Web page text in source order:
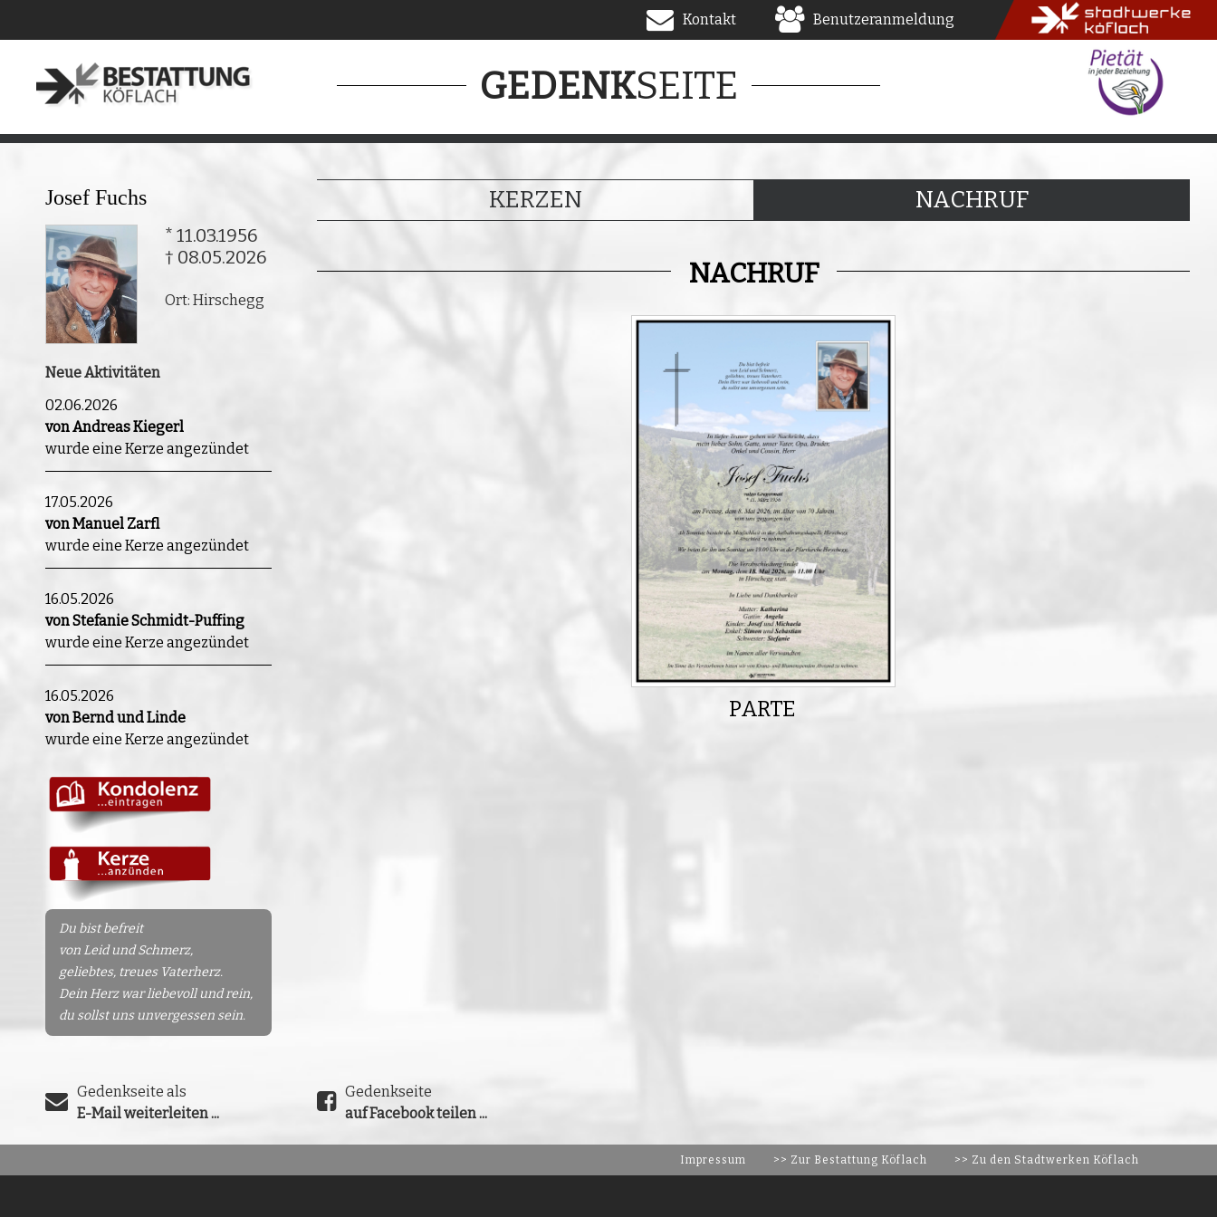
Kontakt Benutzeranmeldung
GEDENKSEITE
Josef Fuchs
* 11.03.1956
† 08.05.2026
Ort: Hirschegg
Neue Aktivitäten
02.06.2026
von Andreas Kiegerl
wurde eine Kerze angezündet
17.05.2026
von Manuel Zarfl
wurde eine Kerze angezündet
16.05.2026
von Stefanie Schmidt-Puffing
wurde eine Kerze angezündet
16.05.2026
von Bernd und Linde
wurde eine Kerze angezündet
Du bist befreit
von Leid und Schmerz,
geliebtes, treues Vaterherz.
Dein Herz war liebevoll und rein,
du sollst uns unvergessen sein.
KERZEN NACHRUF
NACHRUF
PARTE
Gedenkseite als
E-Mail weiterleiten ...
Gedenkseite
auf Facebook teilen ...
Impressum >> Zur Bestattung Köflach >> Zu den Stadtwerken Köflach